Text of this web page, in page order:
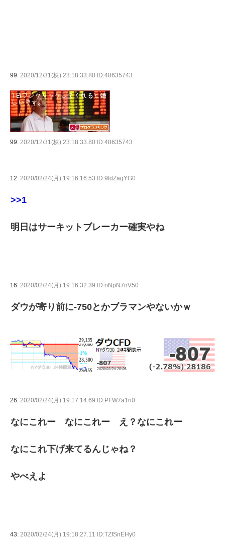
99: 2020/12/31(株) 23:18:33.80 ID:48635743
99: 2020/12/31(株) 23:18:33.80 ID:48635743
12: 2020/02/24(月) 19:16:16.53 ID:9IdZagYG0
>>1
明日はサーキットブレーカー確実やね
16: 2020/02/24(月) 19:16:32.39 ID:nNpN7nV50
ダウが寄り前に-750とかブラマンやないかｗ
26: 2020/02/24(月) 19:17:14.69 ID:PFW7a1ri0
なにこれー なにこれー え？なにこれー
なにこれ下げ来てるんじゃね？
やべえよ
43: 2020/02/24(月) 19:18:27.11 ID:TZfSnEHy0